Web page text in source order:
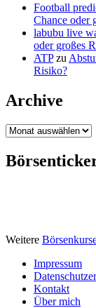
Football
Chance oder
labubu live
oder großes
ATPzu
Risiko?
Archive
Archive
Weitere
Impressum
Kontakt
Über mich